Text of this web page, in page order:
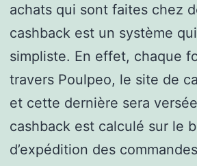
achats qui sont faites chez
cashback est un système
simpliste. En effet, chaque
travers Poulpeo, le site de
et cette dernière sera
cashback est calculé sur le
d’expédition des